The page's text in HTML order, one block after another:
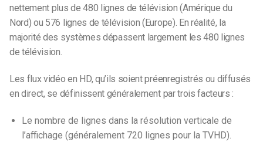
nettement plus de 480 lignes de télévision (Amérique du
Nord) ou 576 lignes de télévision (Europe). En réalité, la
majorité des systèmes dépassent largement les 480 lignes
de télévision.
Les flux vidéo en HD, qu’ils soient préenregistrés ou diffusés
en direct, se définissent généralement par trois facteurs :
Le nombre de lignes dans la résolution verticale de
l’affichage (généralement 720 lignes pour la TVHD).